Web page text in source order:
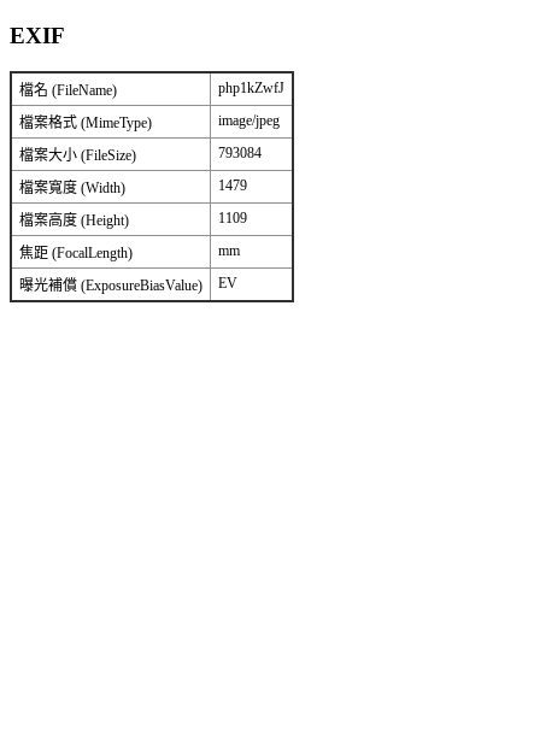
EXIF
檔名 (FileName) php1kZwfJ
檔案格式 (MimeType) image/jpeg
檔案大小 (FileSize) 793084
檔案寬度 (Width) 1479
檔案高度 (Height) 1109
焦距 (FocalLength) mm
曝光補償 (ExposureBiasValue) EV